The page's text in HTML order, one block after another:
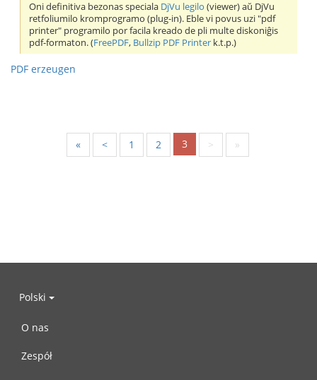
Oni definitiva bezonas speciala DjVu legilo (viewer) aŭ DjVu
retfoliumilo kromprogramo (plug-in). Eble vi povus uzi "pdf
printer" programilo por facila kreado de pli multe diskoniĝis
pdf-formaton. (FreePDF, Bullzip PDF Printer k.t.p.)
PDF erzeugen
« < 1 2 3 > »
Polski
O nas
Zespół